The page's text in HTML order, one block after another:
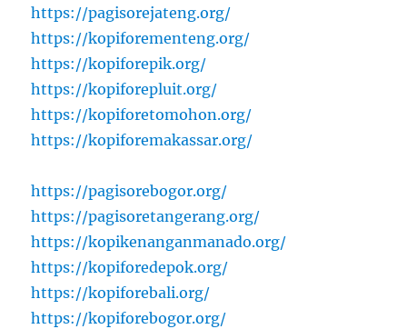
https://pagisorejateng.org/
https://kopiforementeng.org/
https://kopiforepik.org/
https://kopiforepluit.org/
https://kopiforetomohon.org/
https://kopiforemakassar.org/
https://pagisorebogor.org/
https://pagisoretangerang.org/
https://kopikenanganmanado.org/
https://kopiforedepok.org/
https://kopiforebali.org/
https://kopiforebogor.org/